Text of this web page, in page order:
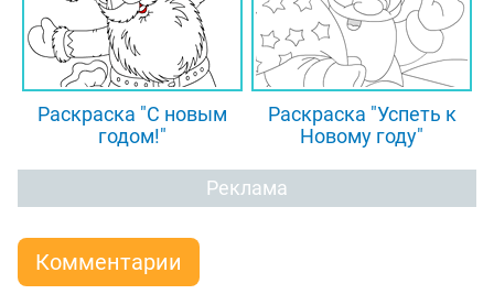
Раскраска "С новым
годом!"
Раскраска "Успеть к
Новому году"
Реклама
Комментарии